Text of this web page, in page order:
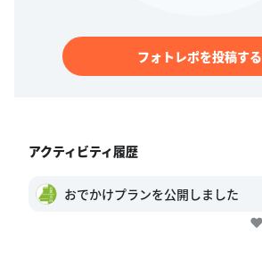
フォトレポを投稿する
アクティビティ履歴
おでかけプランを公開しました